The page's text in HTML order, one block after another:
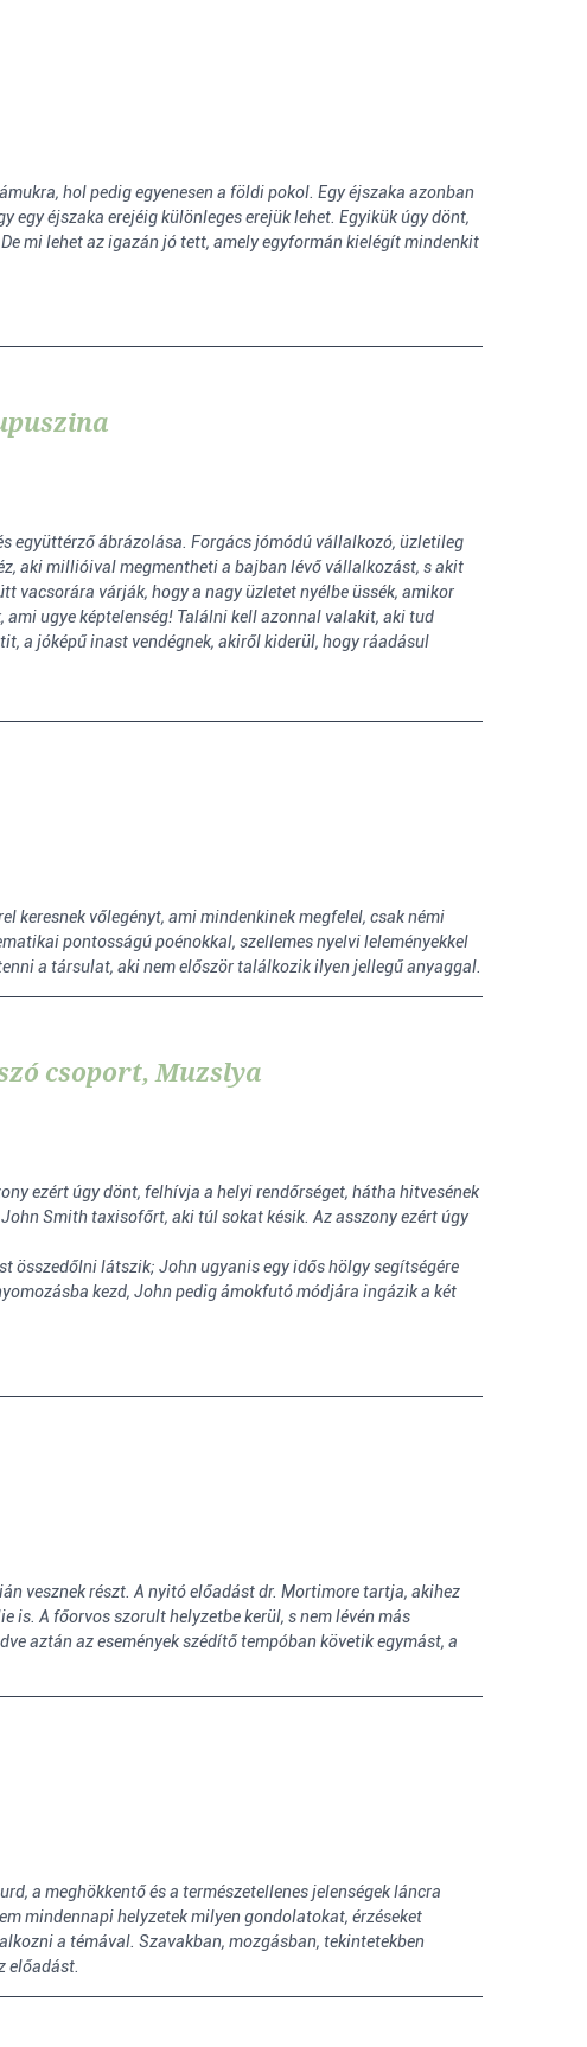
hol pedig egyenesen a földi pokol. Egy éjszaka azonban
éjszaka erejéig különleges erejük lehet. Egyikük úgy dönt,
mi lehet az igazán jó tett, amely egyformán kielégít mindenkit
együttérző ábrázolása. Forgács jómódú vállalkozó, üzletileg
aki millióival megmentheti a bajban lévő vállalkozást, s akit
vacsorára várják, hogy a nagy üzletet nyélbe üssék, amikor
ugye képtelenség! Találni kell azonnal valakit, aki tud
a jóképű inast vendégnek, akiről kiderül, hogy ráadásul
keresnek vőlegényt, ami mindenkinek megfelel, csak némi
pontosságú poénokkal, szellemes nyelvi leleményekkel
a társulat, aki nem először találkozik ilyen jellegű anyaggal.
csoport, Muzslya
ezért úgy dönt, felhívja a helyi rendőrséget, hátha hitvesének
Smith taxisofőrt, aki túl sokat késik. Az asszony ezért úgy
összedőlni látszik; John ugyanis egy idős hölgy segítségére
kezd, John pedig ámokfutó módjára ingázik a két
vesznek részt. A nyitó előadást dr. Mortimore tartja, akihez
is. A főorvos szorult helyzetbe kerül, s nem lévén más
aztán az események szédítő tempóban követik egymást, a
a meghökkentő és a természetellenes jelenségek láncra
mindennapi helyzetek milyen gondolatokat, érzéseket
a témával. Szavakban, mozgásban, tekintetekben
előadást.